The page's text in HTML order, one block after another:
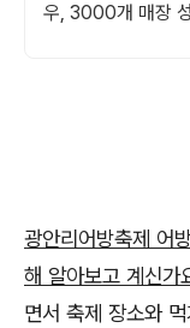
우, 3000개 매장
광안리어방축제 어
해 알아보고 계신가
면서 축제 장소와